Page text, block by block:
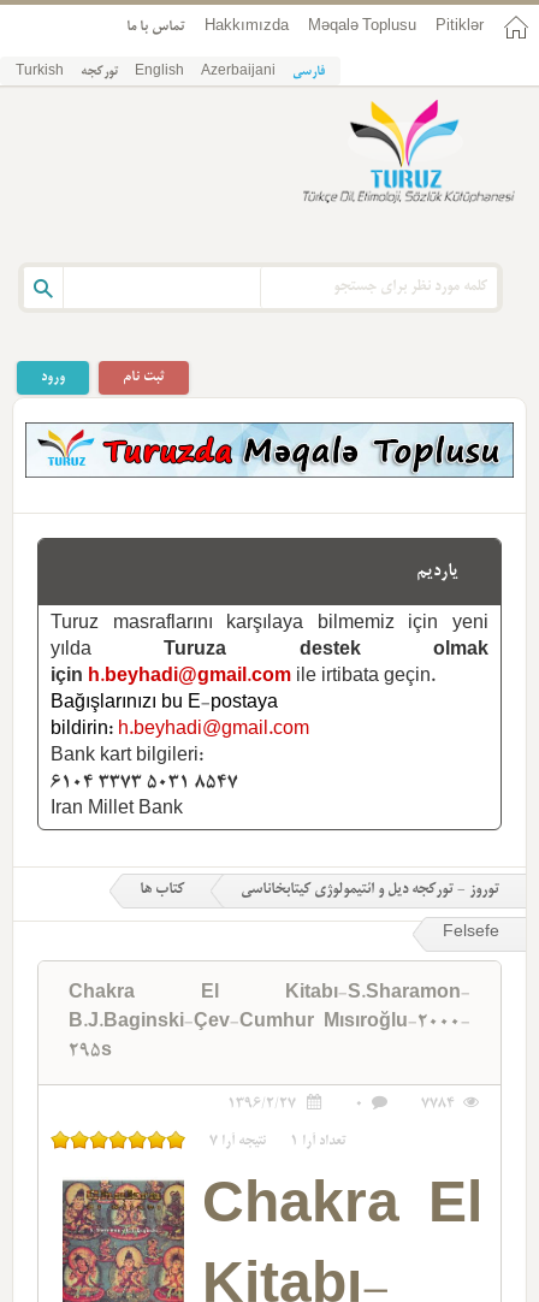
Pitiklər
Məqalə Toplusu
Hakkımızda تماس با ما
فارسی Azerbaijani
English تورکجه Turkish
ورود ثبت نام
یاردیم
Turuz masraflarını karşılaya bilmemiz için yeni
yılda
Turuza destek olmak
için h.beyhadi@gmail.com ile irtibata geçin.
Bağışlarınızı bu E-postaya
bildirin: h.beyhadi@gmail.com
Bank kart bilgileri:
6104 3373 5031 8547
Iran Millet Bank
توروز - تورکجه دیل و ائتیمولوژی کیتابخاناسی کتاب ها
Felsefe
Chakra El Kitabı-S.Sharamon-
B.J.Baginski-Çev-Cumhur Mısıroğlu-2000-
295s
7784
0
1396/2/27
تعداد آرا 1 نتیجه آرا 7
Chakra El